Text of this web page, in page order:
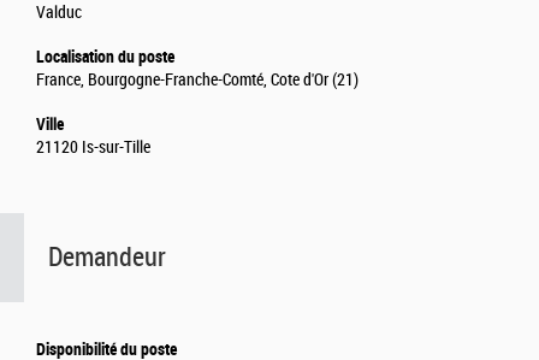
Valduc
Localisation du poste
France, Bourgogne-Franche-Comté, Cote d'Or (21)
Ville
21120 Is-sur-Tille
Demandeur
Disponibilité du poste